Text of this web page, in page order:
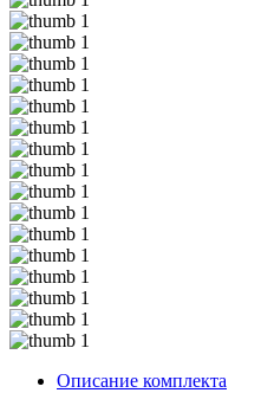
Описание комплекта